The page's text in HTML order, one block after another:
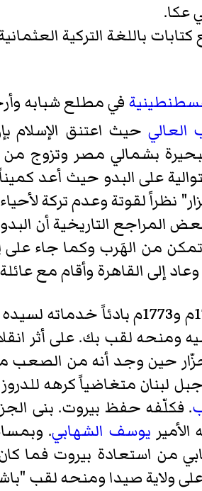
عكا.
باللغة التركية
في مطلع شبابه
العالي حيث اعتنق الإسلام
بشمالي مصر وتزوج
على البدو حيث أعد
نظراً لقوتة وعدم تركة
المراجع التاريخية أن
تمكن من الهَرب وكما جاء
إلى القاهرة وأقام مع
الذي حكم مصر بين عامي 1768م و1773م
ومنحه لقب بك. على أثر
حين وجد أنه من الصعب
لبنان متغاضياً كرهه
. فكلّفه حفظ بيروت. بنى
يوسف الشهابي.
من استعادة بيروت فما كان
ولاية صيدا ومنحه لقب